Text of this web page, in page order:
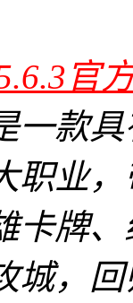
官
一款
职业
卡牌
城，